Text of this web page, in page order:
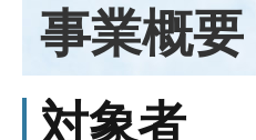
事業概要
対象者